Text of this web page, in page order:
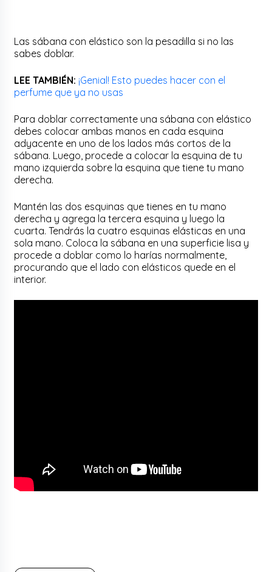
Las sábana con elástico son la pesadilla si no las
sabes doblar.
LEE TAMBIÉN: ¡Genial! Esto puedes hacer con el
perfume que ya no usas
Para doblar correctamente una sábana con elástico
debes colocar ambas manos en cada esquina
adyacente en uno de los lados más cortos de la
sábana. Luego, procede a colocar la esquina de tu
mano izquierda sobre la esquina que tiene tu mano
derecha.
Mantén las dos esquinas que tienes en tu mano
derecha y agrega la tercera esquina y luego la
cuarta. Tendrás la cuatro esquinas elásticas en una
sola mano. Coloca la sábana en una superficie lisa y
procede a doblar como lo harías normalmente,
procurando que el lado con elásticos quede en el
interior.